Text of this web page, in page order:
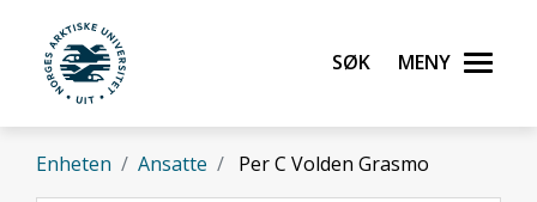
Gå til hovedinnhold
UiT Norges arktiske universitet
Søk Meny
Enheten Ansatte Per C Volden Grasmo